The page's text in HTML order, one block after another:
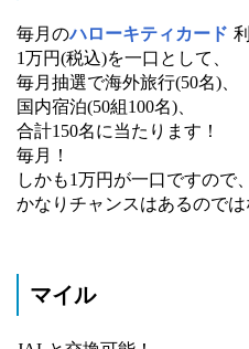
毎月のハローキティカード
1万円(税込)を一口として、
毎月抽選で海外旅行(50名)、
国内宿泊(50組100名)、
合計150名に当たります！
毎月！
しかも1万円が一口ですので、
かなりチャンスはあるので
マイル